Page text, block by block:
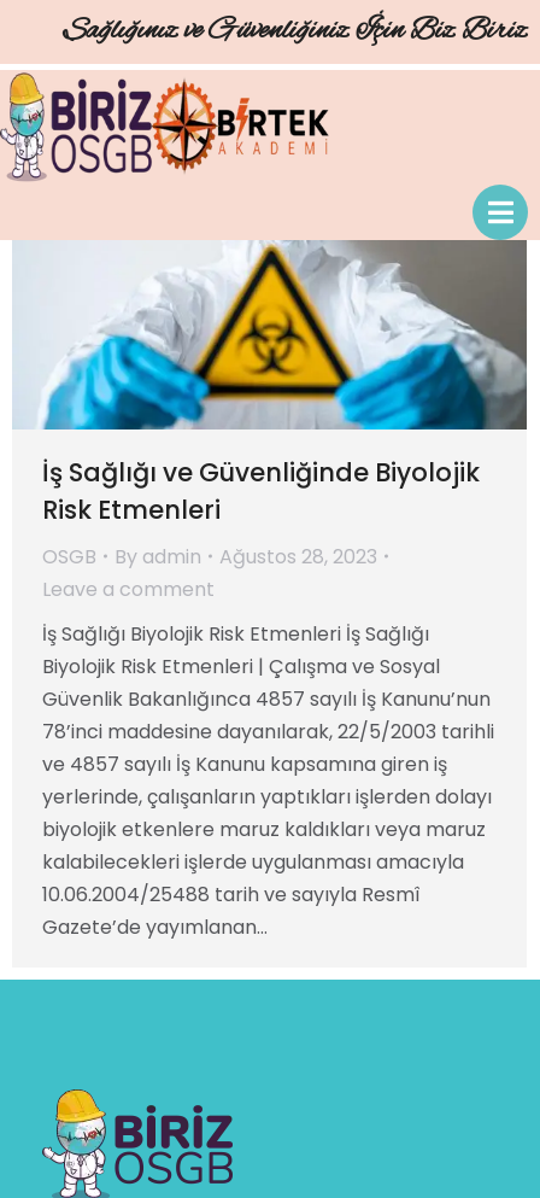
Sağlığınız ve Güvenliğiniz İçin Biz Biriz
İş Sağlığı ve Güvenliğinde Biyolojik
Risk Etmenleri
OSGB By admin
Ağustos 28, 2023
Leave a comment
İş Sağlığı Biyolojik Risk Etmenleri İş Sağlığı
Biyolojik Risk Etmenleri | Çalışma ve Sosyal
Güvenlik Bakanlığınca 4857 sayılı İş Kanunu’nun
78’inci maddesine dayanılarak, 22/5/2003 tarihli
ve 4857 sayılı İş Kanunu kapsamına giren iş
yerlerinde, çalışanların yaptıkları işlerden dolayı
biyolojik etkenlere maruz kaldıkları veya maruz
kalabilecekleri işlerde uygulanması amacıyla
10.06.2004/25488 tarih ve sayıyla Resmî
Gazete’de yayımlanan…